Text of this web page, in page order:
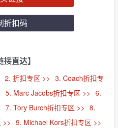
折扣码
直达】
2. 折扣专区 >> 3. Coach折扣专
5. Marc Jacobs折扣专区 >> 6.
7. Tory Burch折扣专区 >> 8.
>> 9. Michael Kors折扣专区 >>